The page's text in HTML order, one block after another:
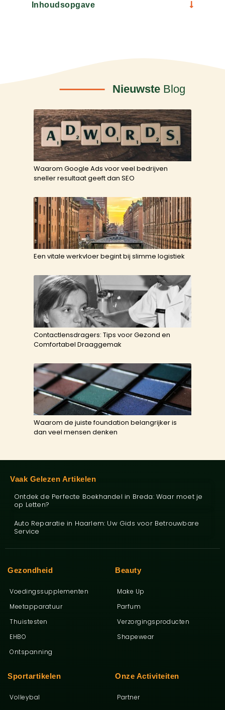
Inhoudsopgave
Nieuwste Blog
Waarom Google Ads voor veel bedrijven
sneller resultaat geeft dan SEO
Een vitale werkvloer begint bij slimme logistiek
Contactlensdragers: Tips voor Gezond en
Comfortabel Draaggemak
Waarom de juiste foundation belangrijker is
dan veel mensen denken
Onze Activiteiten
Partner
Sportartikelen
Volleybal
Beauty
Make Up
Parfum
Verzorgingsproducten
Shapewear
Gezondheid
Voedingssupplementen
Meetapparatuur
Thuistesten
EHBO
Ontspanning
Vaak Gelezen Artikelen
Ontdek de Perfecte Boekhandel in Breda: Waar moet je
op Letten?
Auto Reparatie in Haarlem: Uw Gids voor Betrouwbare
Service